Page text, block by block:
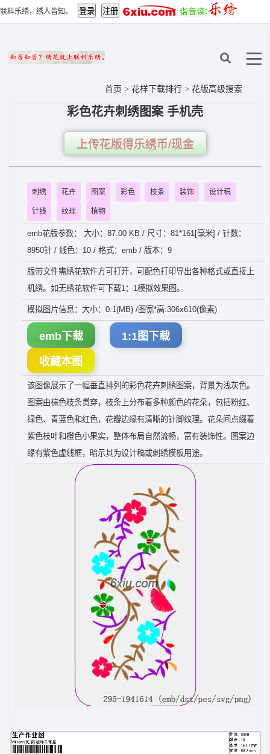
联科乐绣，绣人皆知。
首页 > 花样下载排行 > 花版高级搜索
彩色花卉刺绣图案 手机壳
上传花版得乐绣币/现金
刺绣 花卉 图案 彩色 枝条 装饰 设计稿
针线 纹理 植物
emb花版参数： 大小：87.00 KB / 尺寸：81*161[毫米] / 针数：
8950针 / 线色：10 / 格式：emb / 版本：9
版带文件需绣花软件方可打开，可配色打印导出各种格式或直接上
机绣。如无绣花软件可下载1：1模拟效果图。
模拟图片信息：大小：0.1(MB) /图宽*高:306x610(像素)
emb下载 1:1图下载
收藏本图
该图像展示了一幅垂直排列的彩色花卉刺绣图案，背景为浅灰色。
图案由棕色枝条贯穿，枝条上分布着多种颜色的花朵，包括粉红、
绿色、青蓝色和红色，花瓣边缘有清晰的针脚纹理。花朵间点缀着
紫色枝叶和橙色小果实，整体布局自然流畅，富有装饰性。图案边
缘有紫色虚线框，暗示其为设计稿或刺绣模板用途。